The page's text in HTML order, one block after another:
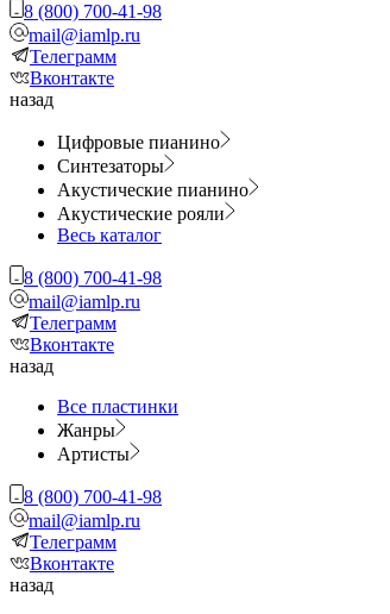
8 (800) 700-41-98
mail@iamlp.ru
Телеграмм
Вконтакте
назад
Цифровые пианино
Синтезаторы
Акустические пианино
Акустические рояли
Весь каталог
8 (800) 700-41-98
mail@iamlp.ru
Телеграмм
Вконтакте
назад
Все пластинки
Жанры
Артисты
8 (800) 700-41-98
mail@iamlp.ru
Телеграмм
Вконтакте
назад